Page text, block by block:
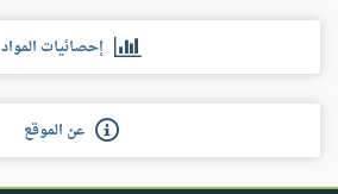
إحصائيات المواد
عن الموقع